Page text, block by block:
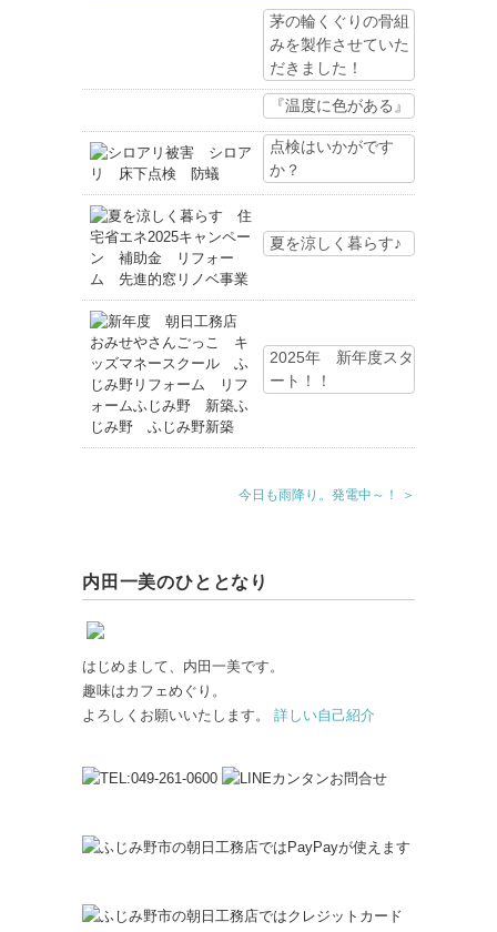
茅の輪くぐりの骨組
みを製作させていた
だきました！
『温度に色がある』
点検はいかがです
か？
夏を涼しく暮らす♪
2025年 新年度スタ
ート！！
今日も雨降り。発電中～！ ＞
内田一美のひととなり
はじめまして、内田一美です。
趣味はカフェめぐり。
よろしくお願いいたします。 詳しい自己紹介